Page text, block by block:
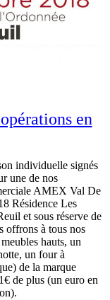
en
individuelle signés
une de nos
AMEX Val De
Résidence Les
et sous réserve de
offrons à tous nos
hauts, un
un four à
de la marque
de plus (un euro en